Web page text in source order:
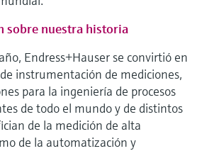
sobre nuestra historia
Endress+Hauser se convirtió en
instrumentación de mediciones,
para la ingeniería de procesos
de todo el mundo y de distintos
de la medición de alta
de la automatización y